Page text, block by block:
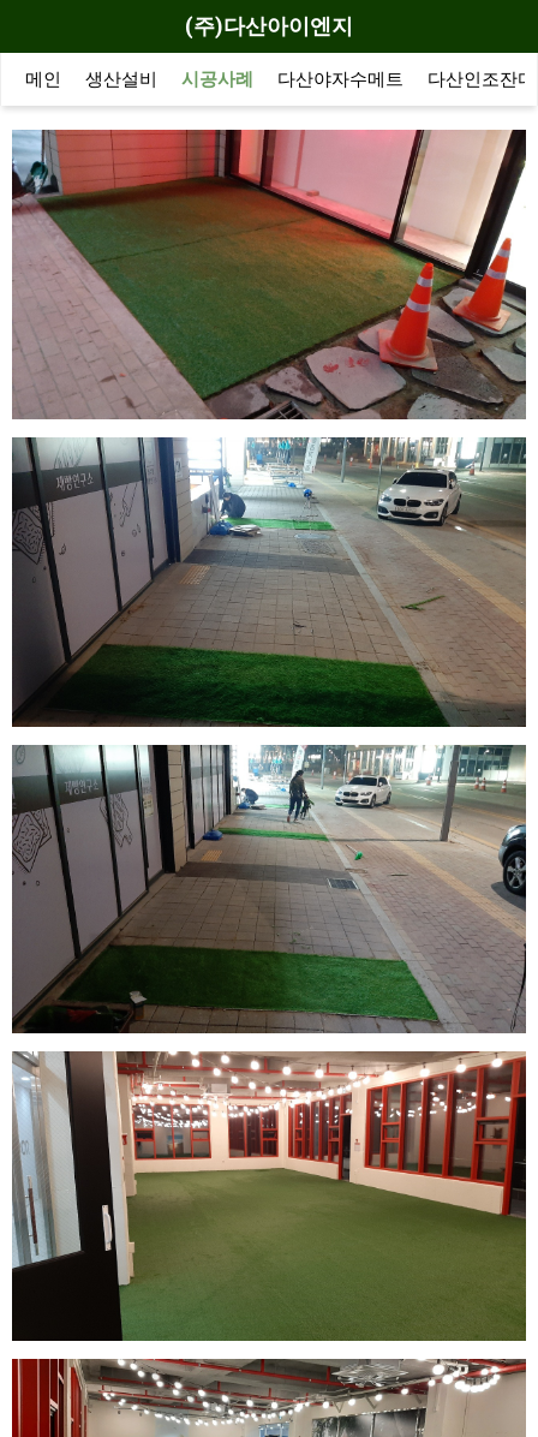
(주)다산아이엔지
메인 생산설비 시공사례 다산야자수메트 다산인조잔디